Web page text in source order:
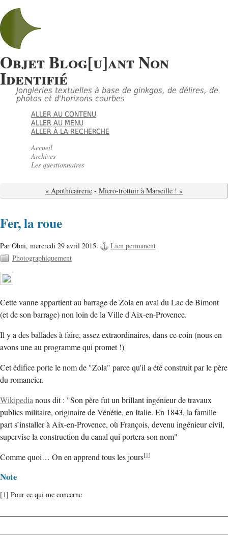
Objet Blog[u]ant Non
Identifié
Jongleries textuelles à base de ginkgos, de délires, de
photos et d'horizons courbes
ALLER AU CONTENU
ALLER AU MENU
ALLER À LA RECHERCHE
Accueil
Archives
Les questionnaires
« Apothicairerie - Micro-trottoir à Marseille ! »
Fer, la roue
Par Obni, mercredi 29 avril 2015.
Lien permanent
Photographiquement
Cette vanne appartient au barrage de Zola en aval du Lac de Bimont
(et de son barrage) non loin de la Ville d'Aix-en-Provence.
Il y a des ballades à faire, assez extraordinaires, dans ce coin (nous en
avons une au programme qui promet !)
Cet édifice porte le nom de "Zola" parce qu'il a été construit par le père
du romancier.
Wikipedianous dit : "Son père fut un brillant ingénieur de travaux
publics militaire, originaire de Vénétie, en Italie. En 1843, la famille
part s’installer à Aix-en-Provence, où François, devenu ingénieur civil,
supervise la construction du canal qui portera son nom"
Comme quoi… On en apprend tous les jours[ 1]
Note
[1] Pour ce qui me concerne